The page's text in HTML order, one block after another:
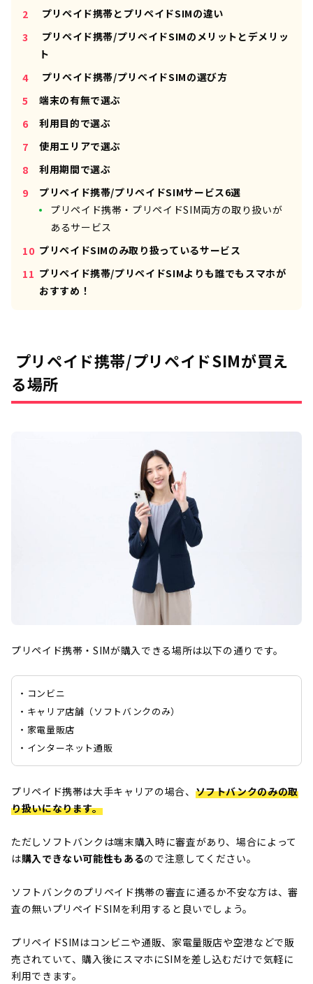
プリペイド携帯とプリペイドSIMの違い
プリペイド携帯/プリペイドSIMのメリットとデメリッ
ト
プリペイド携帯/プリペイドSIMの選び方
端末の有無で選ぶ
利用目的で選ぶ
使用エリアで選ぶ
利用期間で選ぶ
プリペイド携帯/プリペイドSIMサービス6選
プリペイド携帯・プリペイドSIM両方の取り扱いが
あるサービス
プリペイドSIMのみ取り扱っているサービス
プリペイド携帯/プリペイドSIMよりも誰でもスマホが
おすすめ！
プリペイド携帯/プリペイドSIMが買え
る場所
プリペイド携帯・SIMが購入できる場所は以下の通りです。
・コンビニ
・キャリア店舗（ソフトバンクのみ）
・家電量販店
・インターネット通販
プリペイド携帯は大手キャリアの場合、 ソフトバンクのみの取
り扱いになります。
ただしソフトバンクは端末購入時に審査があり、場合によって
は購入できない可能性もあるので注意してください。
ソフトバンクのプリペイド携帯の審査に通るか不安な方は、審
査の無いプリペイドSIMを利用すると良いでしょう。
プリペイドSIMはコンビニや通販、家電量販店や空港などで販
売されていて、購入後にスマホにSIMを差し込むだけで気軽に
利用できます。